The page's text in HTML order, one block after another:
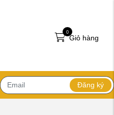
Giỏ hàng
0
Đăng ký